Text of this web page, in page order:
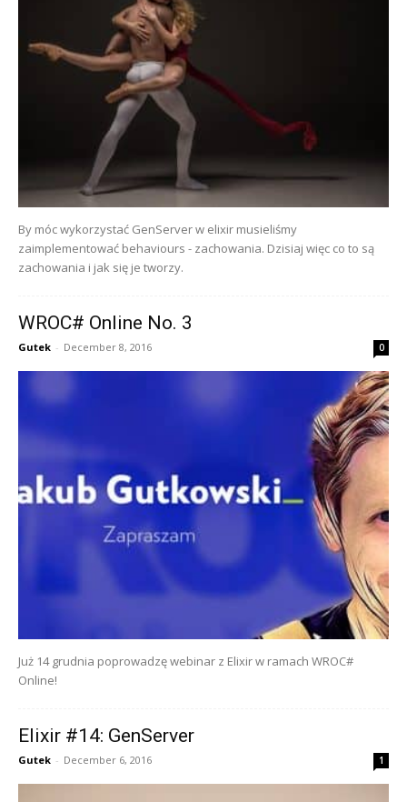
By móc wykorzystać GenServer w elixir musieliśmy
zaimplementować behaviours - zachowania. Dzisiaj więc co to są
zachowania i jak się je tworzy.
WROC# Online No. 3
Gutek - December 8, 2016 0
Już 14 grudnia poprowadzę webinar z Elixir w ramach WROC#
Online!
Elixir #14: GenServer
Gutek - December 6, 2016 1